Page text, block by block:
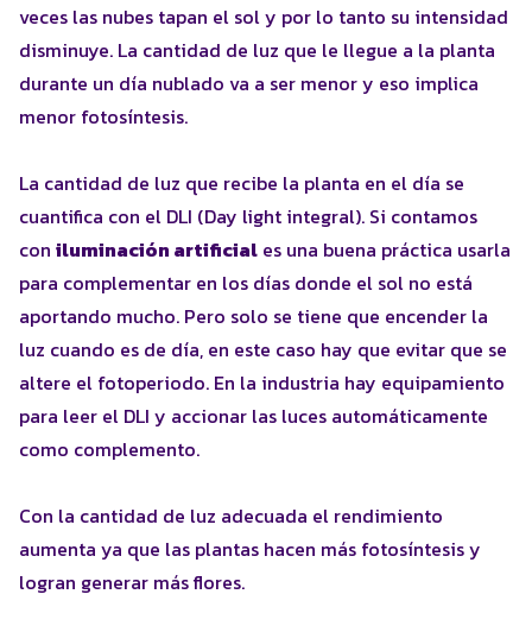
veces las nubes tapan el sol y por lo tanto su intensidad
disminuye. La cantidad de luz que le llegue a la planta
durante un día nublado va a ser menor y eso implica
menor fotosíntesis.
La cantidad de luz que recibe la planta en el día se
cuantifica con el DLI (Day light integral). Si contamos
con iluminación artificial es una buena práctica usarla
para complementar en los días donde el sol no está
aportando mucho. Pero solo se tiene que encender la
luz cuando es de día, en este caso hay que evitar que se
altere el fotoperiodo. En la industria hay equipamiento
para leer el DLI y accionar las luces automáticamente
como complemento.
Con la cantidad de luz adecuada el rendimiento
aumenta ya que las plantas hacen más fotosíntesis y
logran generar más flores.